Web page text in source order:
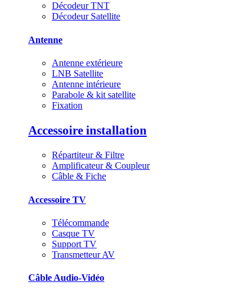
Décodeur TNT
Décodeur Satellite
Antenne
Antenne extérieure
LNB Satellite
Antenne intérieure
Parabole & kit satellite
Fixation
Accessoire installation
Répartiteur & Filtre
Amplificateur & Coupleur
Câble & Fiche
Accessoire TV
Télécommande
Casque TV
Support TV
Transmetteur AV
Câble Audio-Vidéo